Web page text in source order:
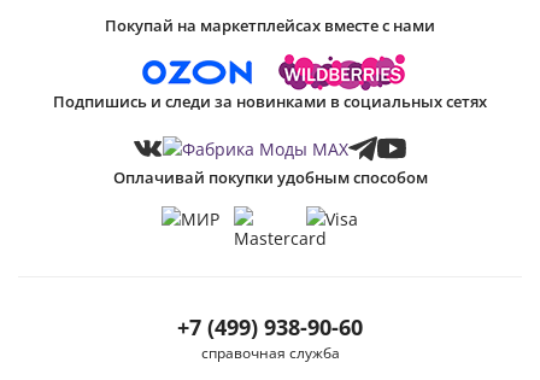
+7 (499) 938-90-60
справочная служба
Покупай на маркетплейсах вместе с нами
Подпишись и следи за новинками в социальных сетях
Оплачивай покупки удобным способом